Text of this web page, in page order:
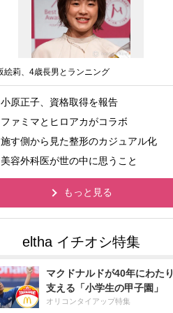
絵莉、4歳長男とランニング
小原正子、資格取得を報告
ファミマとヒロアカがコラボ
施す側から見た整形のカジュアル化
美容外科医が世の中に思うこと
もっと見る
マクドナルドが40年にわたり
支える「小学生の甲子園」
オリコンタイアップ特集